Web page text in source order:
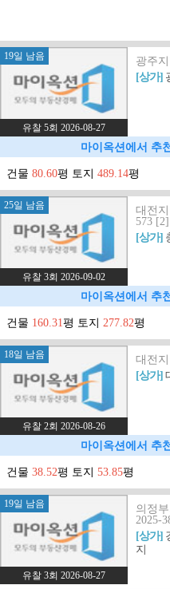
19일 남음
유찰 5회 2026-08-27
광주
[상가]
마이옥션에서 추
건물 80.60평 토지 489.14평
25일 남음
유찰 3회 2026-09-02
대전
573 [2]
[상가]
마이옥션에서 추
건물 160.31평 토지 277.82평
18일 남음
유찰 2회 2026-08-26
대전
[상가]
마이옥션에서 추
건물 38.52평 토지 53.85평
19일 남음
유찰 3회 2026-08-27
의정
2025-
[상가]
지